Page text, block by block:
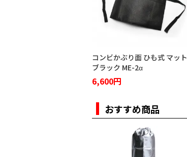
コンビかぶり面 ひも式 マット
ブラック ME-2α
6,600円
おすすめ商品